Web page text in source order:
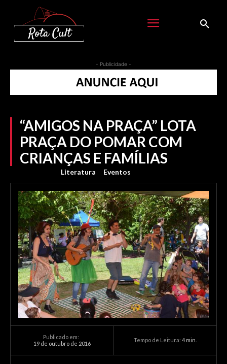
- Publicidade -
“AMIGOS NA PRAÇA” LOTA
PRAÇA DO POMAR COM
CRIANÇAS E FAMÍLIAS
Literatura Eventos
Publicado em:
19 de outubro de 2016
Tempo de Leitura: 4min.